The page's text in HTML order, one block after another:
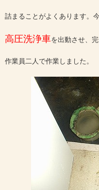
詰まることがよくあります。
高圧洗浄車を出動させ、
作業員二人で作業しました。